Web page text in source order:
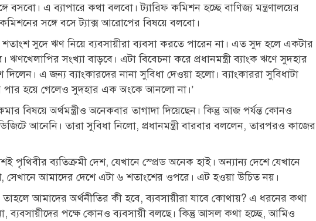
এ ব্যাপারে কথা বলবো। ট্যারিফ কমিশন হচ্ছে বাণিজ্য মন্ত্রণালয়ের
সঙ্গে বসে ট্যাক্স আরোপের বিষয়ে বলবো।
সুদে ঋণ নিয়ে ব্যবসায়ীরা ব্যবসা করতে পারেন না। এত সুদ হলে একটার
ঋণখেলাপির সংখ্যা বাড়বে। এটা বিবেচনা করে প্রধানমন্ত্রী ব্যাংক ঋণে সুদহার
এ জন্য ব্যাংকারদের নানা সুবিধা দেওয়া হলো। ব্যাংকাররা সুবিধাটা
হয়ে গেলেও সুদহার এক অংকে আনলো না।’
বিষয়ে অর্থমন্ত্রীও অনেকবার তাগাদা দিয়েছেন। কিন্তু আজ পর্যন্ত কোনও
আনেনি। তারা সুবিধা নিলো, প্রধানমন্ত্রী বারবার বললেন, তারপরও কাজের
পৃথিবীর ব্যতিক্রমী দেশ, যেখানে স্প্রেড অনেক হাই। অন্যান্য দেশে যেখানে
সেখানে আমাদের দেশে এটা ৬ শতাংশের ওপরে। এট হওয়া উচিত নয়।
তাহলে আমাদের অর্থনীতির কী হবে, ব্যবসায়ীরা যাবে কোথায়? এ ধরনের কথা
ব্যবসায়ীদের পক্ষে কোনও ব্যবসায়ী বলছে। কিন্তু আসল কথা হচ্ছে, আমিও